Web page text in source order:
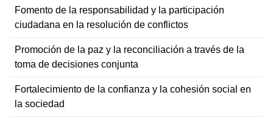
Fomento de la responsabilidad y la participación
ciudadana en la resolución de conflictos
Promoción de la paz y la reconciliación a través de la
toma de decisiones conjunta
Fortalecimiento de la confianza y la cohesión social en
la sociedad